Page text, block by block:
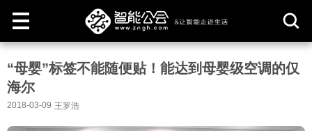
取
“母婴”标签不能随便贴！能达到母婴级空调的仅
海尔
2018-03-09 王罗浩